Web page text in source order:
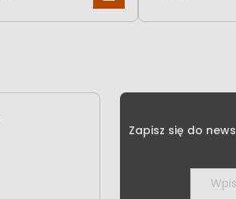
Zapisz się do